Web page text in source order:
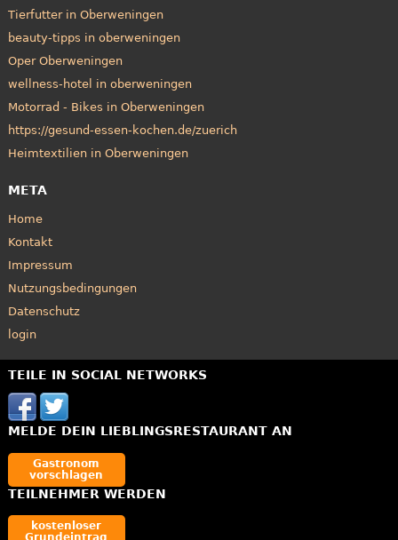
Tierfutter in Oberweningen
beauty-tipps in oberweningen
Oper Oberweningen
wellness-hotel in oberweningen
Motorrad - Bikes in Oberweningen
https://gesund-essen-kochen.de/zuerich
Heimtextilien in Oberweningen
META
Home
Kontakt
Impressum
Nutzungsbedingungen
Datenschutz
login
TEILE IN SOCIAL NETWORKS
MELDE DEIN LIEBLINGSRESTAURANT AN
Gastronom
vorschlagen
TEILNEHMER WERDEN
kostenloser